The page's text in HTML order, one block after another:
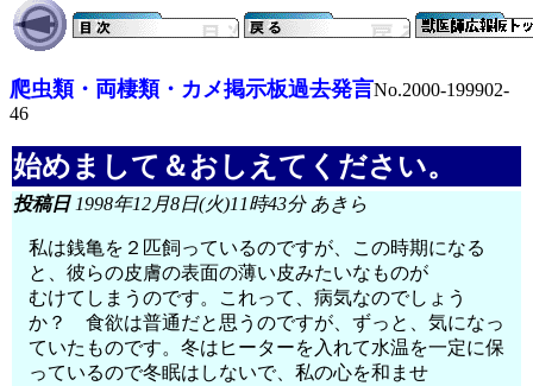
爬虫類・両棲類・カメ掲示板過去発言No.2000-199902-
46
始めまして＆おしえてください。
投稿日1998年12月8日(火)11時43分 あきら
私は銭亀を２匹飼っているのですが、この時期になる
と、彼らの皮膚の表面の薄い皮みたいなものが
むけてしまうのです。これって、病気なのでしょう
か？ 食欲は普通だと思うのですが、ずっと、気になっ
ていたものです。冬はヒーターを入れて水温を一定に保
っているので冬眠はしないで、私の心を和ませ